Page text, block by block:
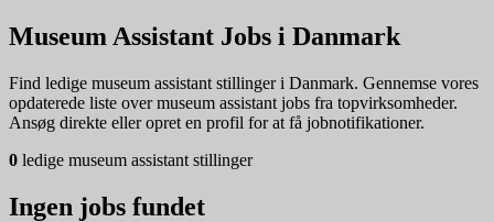
Museum Assistant Jobs i Danmark
Find ledige museum assistant stillinger i Danmark. Gennemse vores
opdaterede liste over museum assistant jobs fra topvirksomheder.
Ansøg direkte eller opret en profil for at få jobnotifikationer.
0 ledige museum assistant stillinger
Ingen jobs fundet